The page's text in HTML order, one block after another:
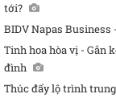
tới?
BIDV Napas Business
Tinh hoa hòa vị - Gắn
đình
Thúc đẩy lộ trình